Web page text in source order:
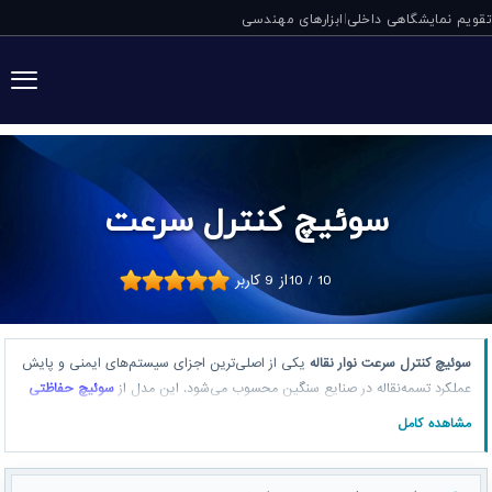
تقویم نمایشگاهی داخلی|ابزارهای مهندسی
سوئیچ کنترل سرعت
10 / 10 از 9 کاربر
سوئیچ کنترل سرعت نوار نقاله یکی از اصلی‌ترین اجزای سیستم‌های ایمنی و پایش
عملکرد تسمه‌نقاله در صنایع سنگین محسوب می‌شود. این مدل ازسوئیچ حفاظتی
نوار نقاله
سرعت، توقف ناگهانی یا لغزش نوار نقاله را به‌صورت دقیق تشخیص دهد و از بروز
مشاهده کامل